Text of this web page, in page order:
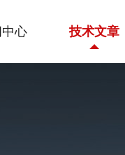
心 技术文章